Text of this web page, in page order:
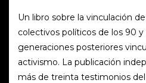
Un libro sobre la vinculación
colectivos políticos de los 90
generaciones posteriores
activismo. La publicación
más de treinta testimonios